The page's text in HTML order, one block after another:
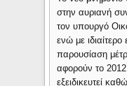
στην αυριανή
τον υπουργό
ενώ με
παρουσίαση
αφορούν το
εξειδικευτεί